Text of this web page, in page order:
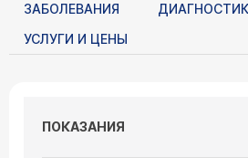
ЗАБОЛЕВАНИЯ
УСЛУГИ И ЦЕНЫ
ПОКАЗАНИЯ